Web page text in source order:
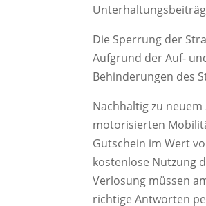
Die Sperrung der
Aufgrund der Auf-
Behinderungen des
Nachhaltig zu
motorisierten
Gutschein im Wert
kostenlose Nutzung
Verlosung müssen
richtige Antworten